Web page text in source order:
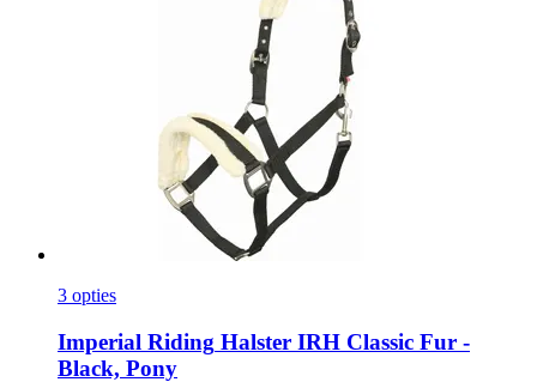
3 opties
Imperial Riding Halster IRH Classic Fur -​
Black, Pony